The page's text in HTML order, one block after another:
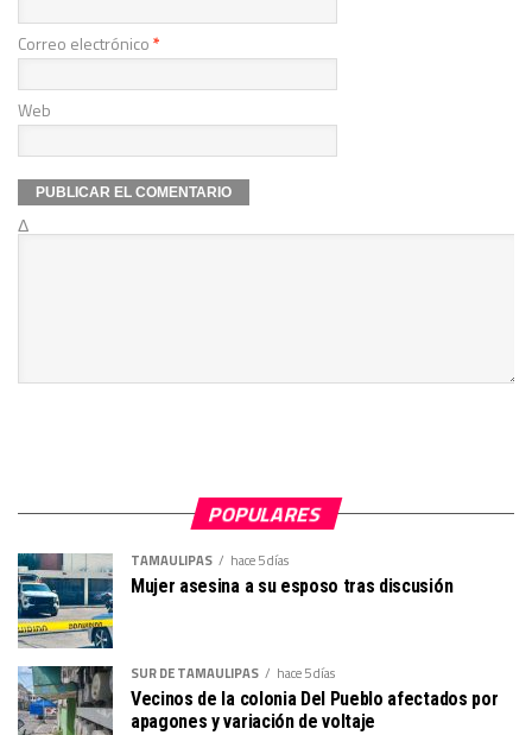
Correo electrónico*
Web
Δ
POPULARES
TAMAULIPAS hace 5 días
Mujer asesina a su esposo tras discusión
SUR DE TAMAULIPAS hace 5 días
Vecinos de la colonia Del Pueblo afectados por
apagones y variación de voltaje